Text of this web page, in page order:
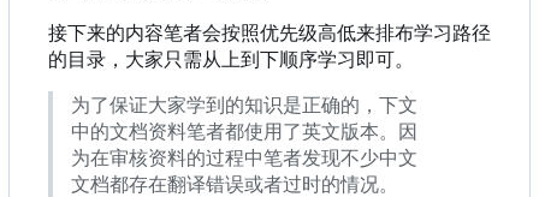
接下来的内容笔者会按照优先级高低来排布学习路径
的目录，大家只需从上到下顺序学习即可。
为了保证大家学到的知识是正确的，下文
中的文档资料笔者都使用了英文版本。因
为在审核资料的过程中笔者发现不少中文
文档都存在翻译错误或者过时的情况。